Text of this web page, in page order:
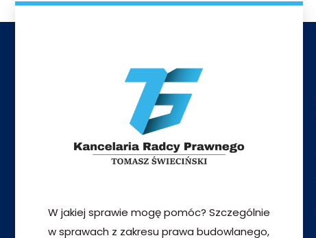
W jakiej sprawie mogę pomóc? Szczególnie
w sprawach z zakresu prawa budowlanego,